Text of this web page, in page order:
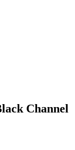
Channel